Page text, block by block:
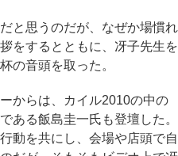
と思うのだが、なぜか場慣れ
をするとともに、冴子先生を
の音頭を取った。
からは、カイル2010の中の
ある飯島圭一氏も登壇した。
動を共にし、会場や店頭で自